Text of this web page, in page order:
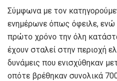
Σύμφωνα με τον
ενημέρωνε όπως όφειλε,
πρώτο χρόνο την όλη
έχουν σταλεί στην περιοχή
δυνάμεις που ενισχύθηκαν
οπότε βρέθηκαν συνολικά